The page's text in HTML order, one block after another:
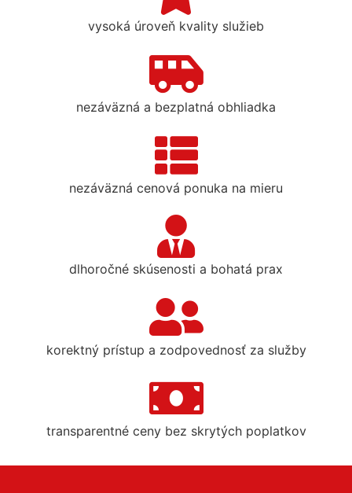
vysoká úroveň kvality služieb
nezáväzná a bezplatná obhliadka
nezáväzná cenová ponuka na mieru
dlhoročné skúsenosti a bohatá prax
korektný prístup a zodpovednosť za služby
transparentné ceny bez skrytých poplatkov